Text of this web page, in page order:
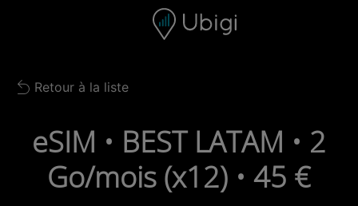
Barre de navigation Bas de page
Back to list
Retour à la liste
eSIM • BEST LATAM • 2
Go/mois (x12) • 45 €